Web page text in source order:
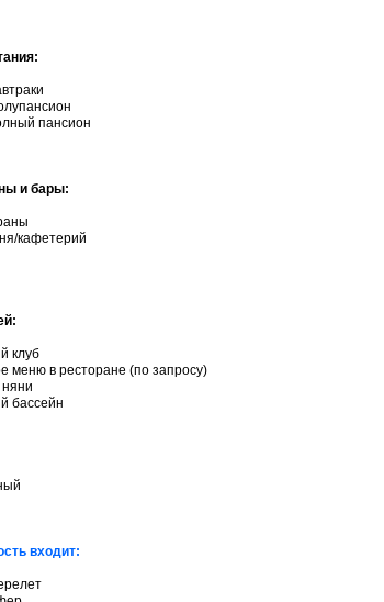
пансион
и бары:
кафетерий
клуб
меню в ресторане (по запросу)
няни
бассейн
входит: